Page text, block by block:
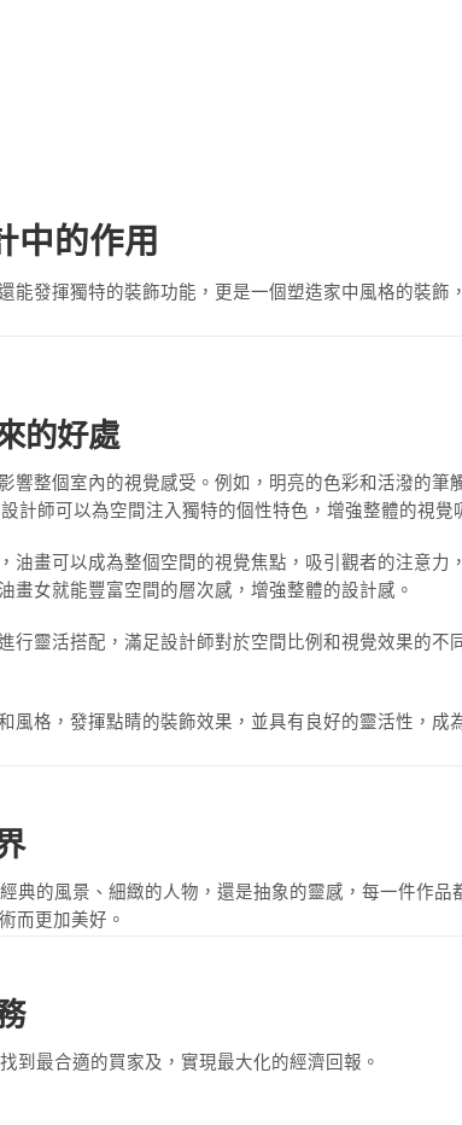
中的作用
發揮獨特的裝飾功能，更是一個塑造家中風格的裝飾
的好處
整個室內的視覺感受。例如，明亮的色彩和活潑的筆
計師可以為空間注入獨特的個性特色，增強整體的視覺
畫可以成為整個空間的視覺焦點，吸引觀者的注意力
女就能豐富空間的層次感，增強整體的設計感。
靈活搭配，滿足設計師對於空間比例和視覺效果的不
格，發揮點睛的裝飾效果，並具有良好的靈活性，成
典的風景、細緻的人物，還是抽象的靈感，每一件作品
而更加美好。
到最合適的買家及，實現最大化的經濟回報。